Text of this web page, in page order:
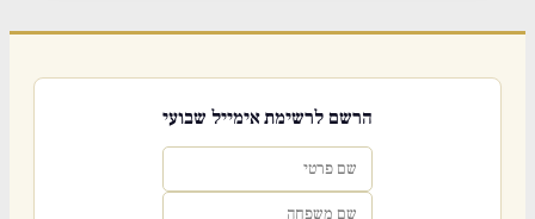
הרשם לרשימת אימייל שבועי